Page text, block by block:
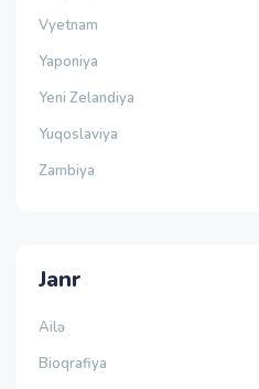
Vyetnam
Yaponiya
Yeni Zelandiya
Yuqoslaviya
Zambiya
Janr
Ailə
Bioqrafiya